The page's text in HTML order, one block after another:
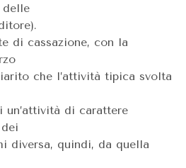
delle
di cassazione, con la
che l’attività tipica svolta
un’attività di carattere
diversa, quindi, da quella